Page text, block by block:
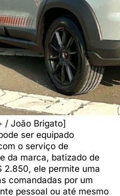
/ João Brigato]
ser equipado
o serviço de
da marca, batizado de
2.850, ele permite uma
comandadas por um
pessoal ou até mesmo